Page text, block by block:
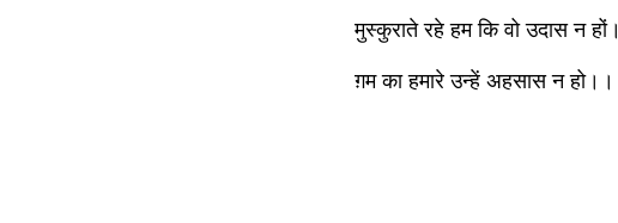
मुस्कुराते रहे हम कि वो उदास न हों।
ग़म का हमारे उन्हें अहसास न हो।।